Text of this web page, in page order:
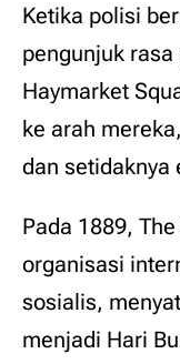
Ketika polisi
pengunjuk rasa
Haymarket
ke arah
dan setidaknya
Pada 1889,
organisasi
sosialis,
menjadi Hari